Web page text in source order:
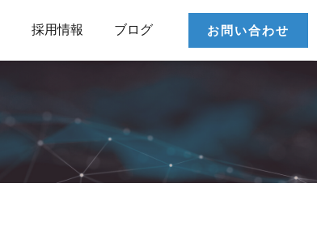
採用情報 ブログ お問い合わせ